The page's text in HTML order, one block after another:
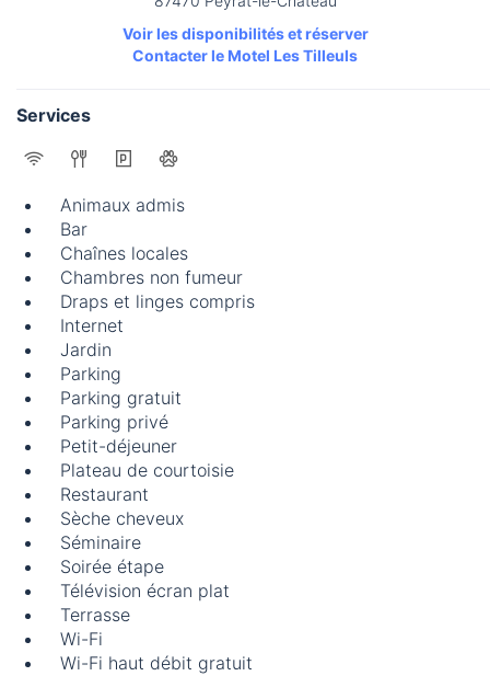
Voir les disponibilités et réserver
Contacter le Motel Les Tilleuls
Services
Animaux admis
Bar
Chaînes locales
Chambres non fumeur
Draps et linges compris
Internet
Jardin
Parking
Parking gratuit
Parking privé
Petit-déjeuner
Plateau de courtoisie
Restaurant
Sèche cheveux
Séminaire
Soirée étape
Télévision écran plat
Terrasse
Wi-Fi
Wi-Fi haut débit gratuit